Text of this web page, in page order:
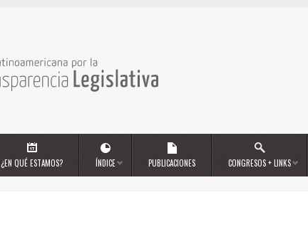
¿EN QUÉ ESTAMOS? ÍNDICE PUBLICACIONES CONGRESOS + LINKS